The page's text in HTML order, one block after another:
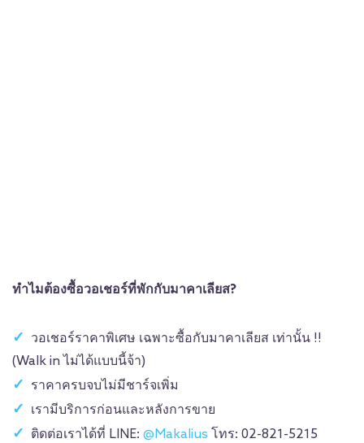
ทำไมต้องซื้อวอเชอร์ที่พักกับมาคาเลียส?
วอเชอร์ราคาพิเศษ เฉพาะซื้อกับมาคาเลียส เท่านั้น !!
(Walk in ไม่ได้แบบนี้จ้า)
ราคาครบจบไม่มีชาร์จเพิ่ม
เรามีบริการก่อนและหลังการขาย
ติดต่อเราได้ที่ LINE: @Makalius โทร: 02-821-5215